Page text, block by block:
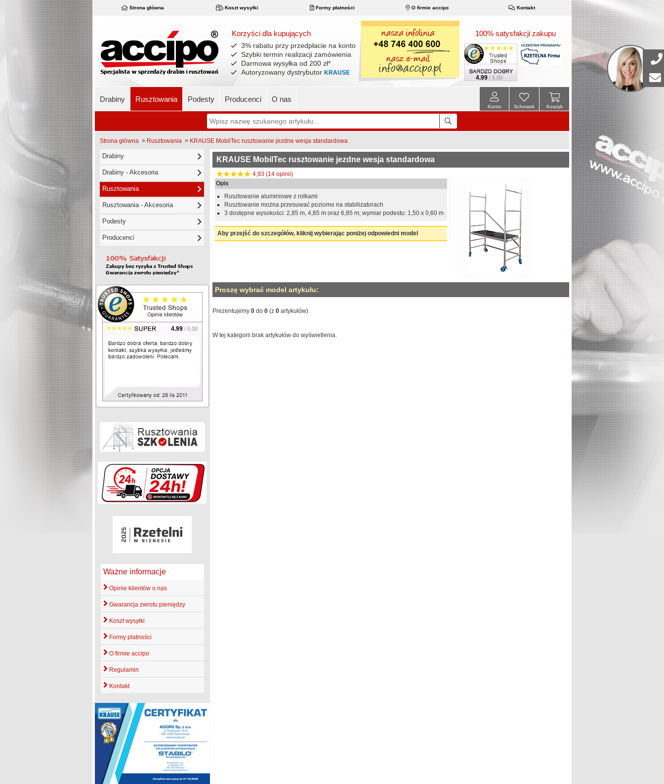
Strona główna Koszt wysyłki Formy płatności O firmie accipo Kontakt
Korzyści dla kupujących
3% rabatu przy przedpłacie na konto
Szybki termin realizacji zamówienia
Darmowa wysyłka od 200 zł*
Autoryzowany dystrybutor KRAUSE
100% satysfakcji zakupu
4.99 / 5.00
Drabiny Rusztowania Podesty Producenci O nas
Koszyk
Schowek
Konto
Strona główna » Rusztowania » KRAUSE MobilTec rusztowanie jezdne wesja standardowa
Drabiny
Drabiny - Akcesoria
Rusztowania
Rusztowania - Akcesoria
Podesty
Producenci
4.99 / 5.00
Ważne informacje
Opinie klientów o nas
Gwarancja zwrotu pieniędzy
Koszt wysyłki
Formy płatności
O firmie accipo
Regulamin
Kontakt
KRAUSE MobilTec rusztowanie jezdne wesja standardowa
4,93 (14 opinii)
Opis
Rusztowanie aluminiowe z rolkami
Rusztowanie można przesuwać poziomo na stabilizatorach
3 dostępne wysokości: 2,85 m, 4,85 m oraz 6,85 m; wymiar podestu: 1,50 x 0,60 m
Aby przejść do szczegółów, kliknij wybierając poniżej odpowiedni model
Proszę wybrać model artykułu:
Prezentujemy 0do 0(z 0artykułów)
W tej kategorii brak artykułów do wyświetlenia.